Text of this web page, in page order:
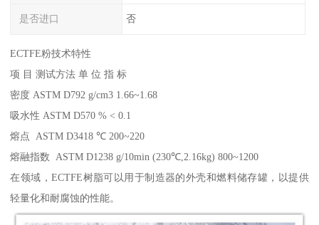
是否进口 否
ECTFE粉技术特性
项 目 测试方法 单 位 指 标
密度 ASTM D792 g/cm3 1.66~1.68
吸水性 ASTM D570 % < 0.1
熔点 ASTM D3418 ℃ 200~220
熔融指数 ASTM D1238 g/10min (230℃,2.16kg) 800~1200
在领域，ECTFE树脂可以用于制造器的外壳和燃料储存罐，以提供
轻量化和耐腐蚀的性能。